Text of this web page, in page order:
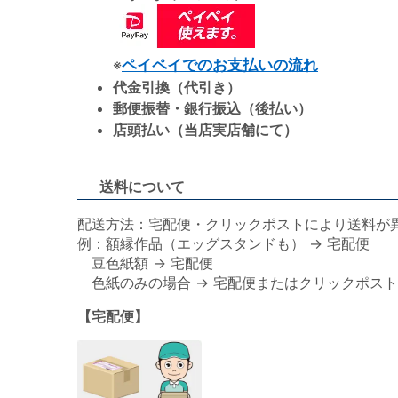
※ペイペイでのお支払いの流れ
代金引換（代引き）
郵便振替・銀行振込（後払い）
店頭払い（当店実店舗にて）
送料について
配送方法：宅配便・クリックポストにより送料が
例：額縁作品（エッグスタンドも） → 宅配便
豆色紙額 → 宅配便
色紙のみの場合 → 宅配便またはクリックポスト
【宅配便】